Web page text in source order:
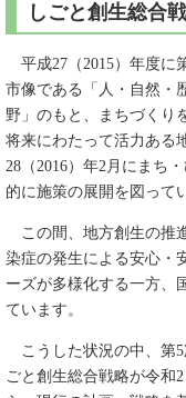
しごと創生総合
平成27（2015）年度に
市像である「人・自然・
野」のもと、まちづくり
将来にわたって活力ある
28（2016）年2月にまち
的に施策の展開を図って
この間、地方創生の推
染症の発生による安心・
ーズが多様化する一方、
ています。
こうした状況の中、第5
ごと創生総合戦略が令和